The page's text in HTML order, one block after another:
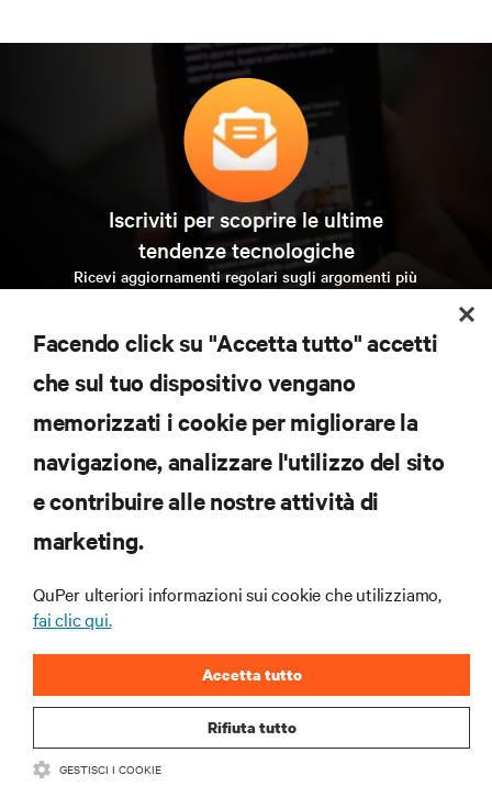
Iscriviti per scoprire le ultime
tendenze tecnologiche
Ricevi aggiornamenti regolari sugli argomenti più
data center e infrastrutture.
iscriviti subito
RISORSE
SUPPORTO
AZIENDA
Facendo click su "Accetta tutto" accetti
che sul tuo dispositivo vengano
memorizzati i cookie per migliorare la
navigazione, analizzare l'utilizzo del sito
e contribuire alle nostre attività di
marketing.
QuPer ulteriori informazioni sui cookie che utilizziamo,
fai clic qui.
Rifiuta tutto
Accetta tutto
GESTISCI I COOKIE